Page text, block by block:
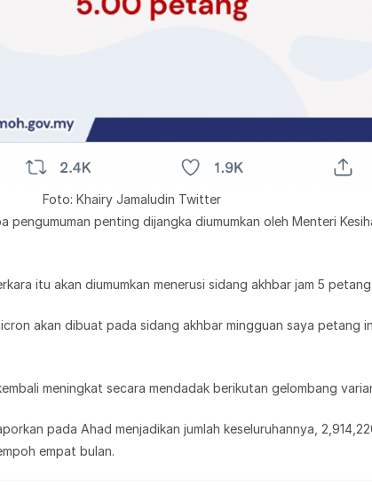
Foto: Khairy Jamaludin Twitter
pengumuman penting dijangka diumumkan oleh Menteri
itu akan diumumkan menerusi sidang akhbar jam 5 petang
akan dibuat pada sidang akhbar mingguan saya petang
meningkat secara mendadak berikutan gelombang
pada Ahad menjadikan jumlah keseluruhannya,
empat bulan.